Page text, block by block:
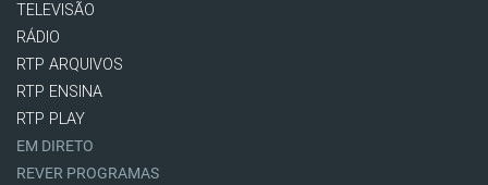
TELEVISÃO
RÁDIO
RTP ARQUIVOS
RTP ENSINA
RTP PLAY
EM DIRETO
REVER PROGRAMAS